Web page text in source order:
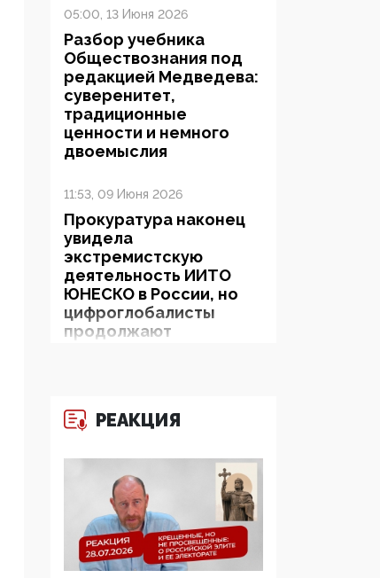
05:00, 13 Июня 2026
Разбор учебника
Обществознания под
редакцией Медведева:
суверенитет,
традиционные
ценности и немного
двоемыслия
11:53, 09 Июня 2026
Прокуратура наконец
увидела
экстремистскую
деятельность ИИТО
ЮНЕСКО в России, но
цифроглобалисты
продолжают
09:43, 01 Июня 2026
5G за счет здоровья
граждан: Минцифры
намерено отобрать у
регионов и
муниципалитетов право
защищать жилые дома
и социальные объекты
от ЭМИ
РЕАКЦИЯ